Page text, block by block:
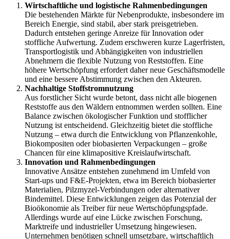
Wirtschaftliche und logistische Rahmenbedingungen
Die bestehenden Märkte für Nebenprodukte, insbesondere im
Bereich Energie, sind stabil, aber stark preisgetrieben.
Dadurch entstehen geringe Anreize für Innovation oder
stoffliche Aufwertung. Zudem erschweren kurze Lagerfristen,
Transportlogistik und Abhängigkeiten von industriellen
Abnehmern die flexible Nutzung von Reststoffen. Eine
höhere Wertschöpfung erfordert daher neue Geschäftsmodelle
und eine bessere Abstimmung zwischen den Akteuren.
Nachhaltige Stoffstromnutzung
Aus forstlicher Sicht wurde betont, dass nicht alle biogenen
Reststoffe aus den Wäldern entnommen werden sollten. Eine
Balance zwischen ökologischer Funktion und stofflicher
Nutzung ist entscheidend. Gleichzeitig bietet die stoffliche
Nutzung – etwa durch die Entwicklung von Pflanzenkohle,
Biokompositen oder biobasierten Verpackungen – große
Chancen für eine klimapositive Kreislaufwirtschaft.
Innovation und Rahmenbedingungen
Innovative Ansätze entstehen zunehmend im Umfeld von
Start-ups und F&E-Projekten, etwa im Bereich biobasierter
Materialien, Pilzmyzel-Verbindungen oder alternativer
Bindemittel. Diese Entwicklungen zeigen das Potenzial der
Bioökonomie als Treiber für neue Wertschöpfungspfade.
Allerdings wurde auf eine Lücke zwischen Forschung,
Marktreife und industrieller Umsetzung hingewiesen.
Unternehmen benötigen schnell umsetzbare, wirtschaftlich